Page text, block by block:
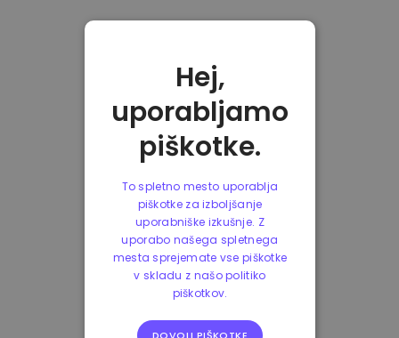
Hej,
uporabljamo
piškotke.
To spletno mesto uporablja
piškotke za izboljšanje
uporabniške izkušnje. Z
uporabo našega spletnega
mesta sprejemate vse piškotke
v skladu z našo politiko
piškotkov.